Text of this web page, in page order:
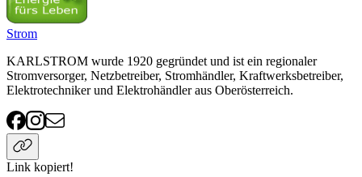
Strom
KARLSTROM wurde 1920 gegründet und ist ein regionaler
Stromversorger, Netzbetreiber, Stromhändler, Kraftwerksbetreiber,
Elektrotechniker und Elektrohändler aus Oberösterreich.
Link kopiert!